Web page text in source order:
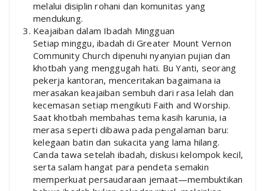
melalui disiplin rohani dan komunitas yang
mendukung.
Keajaiban dalam Ibadah Mingguan
Setiap minggu, ibadah di Greater Mount Vernon
Community Church dipenuhi nyanyian pujian dan
khotbah yang menggugah hati. Bu Yanti, seorang
pekerja kantoran, menceritakan bagaimana ia
merasakan keajaiban sembuh dari rasa lelah dan
kecemasan setiap mengikuti Faith and Worship.
Saat khotbah membahas tema kasih karunia, ia
merasa seperti dibawa pada pengalaman baru:
kelegaan batin dan sukacita yang lama hilang.
Canda tawa setelah ibadah, diskusi kelompok kecil,
serta salam hangat para pendeta semakin
memperkuat persaudaraan jemaat—membuktikan